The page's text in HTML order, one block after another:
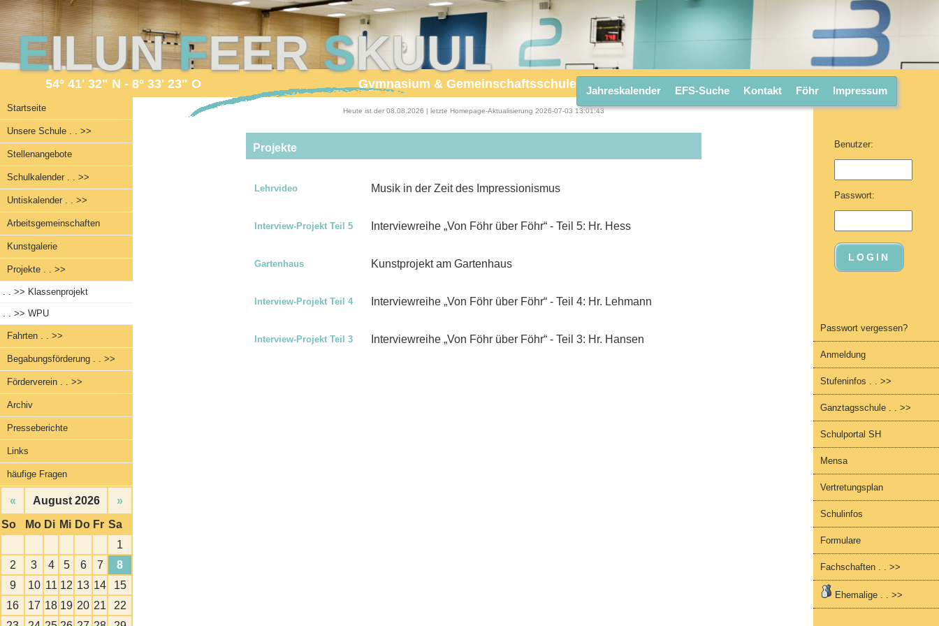
EILUNFEERSKUUL
Jahreskalender EFS-Suche Kontakt Föhr Impressum
54° 41' 32" N - 8° 33' 23" O Gymnasium & Gemeinschaftsschule Insel Föhr
Startseite
Unsere Schule . . >>
Stellenangebote
Schulkalender . . >>
Untiskalender . . >>
Arbeitsgemeinschaften
Kunstgalerie
Projekte . . >>
. . >> Klassenprojekt
. . >> WPU
Fahrten . . >>
Begabungsförderung . . >>
Förderverein . . >>
Archiv
Presseberichte
Links
häufige Fragen
« August 2026
»
So
Mo Di Mi Do Fr Sa
1
2
3 4 5 6 7
8
9
10 11 12 13 14
15
16
17 18 19 20 21
22
Benutzer:
Passwort:
Passwort vergessen?
Anmeldung
Stufeninfos . . >>
Ganztagsschule . . >>
Schulportal SH
Mensa
Vertretungsplan
Schulinfos
Formulare
Fachschaften . . >>
Ehemalige . . >>
Heute ist der 08.08.2026 | letzte Homepage-Aktualisierung 2026-07-03 13:01:43
Projekte
Lehrvideo Musik in der Zeit des Impressionismus
Interview-Projekt Teil 5 Interviewreihe „Von Föhr über Föhr“ - Teil 5: Hr. Hess
Gartenhaus Kunstprojekt am Gartenhaus
Interview-Projekt Teil 4 Interviewreihe „Von Föhr über Föhr“ - Teil 4: Hr. Lehmann
Interview-Projekt Teil 3 Interviewreihe „Von Föhr über Föhr“ - Teil 3: Hr. Hansen